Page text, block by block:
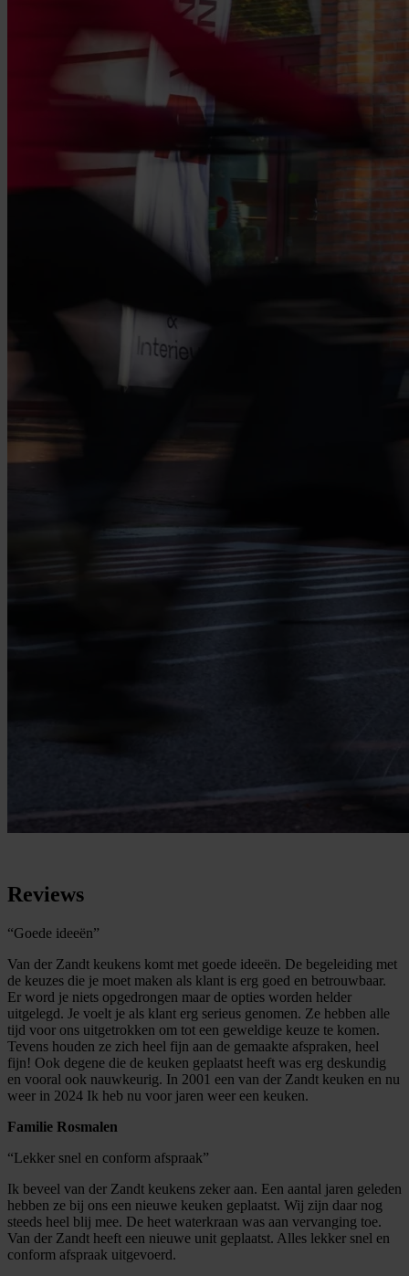
Reviews
“Goede ideeën”
Van der Zandt keukens komt met goede ideeën. De begeleiding met
de keuzes die je moet maken als klant is erg goed en betrouwbaar.
Er word je niets opgedrongen maar de opties worden helder
uitgelegd. Je voelt je als klant erg serieus genomen. Ze hebben alle
tijd voor ons uitgetrokken om tot een geweldige keuze te komen.
Tevens houden ze zich heel fijn aan de gemaakte afspraken, heel
fijn! Ook degene die de keuken geplaatst heeft was erg deskundig
en vooral ook nauwkeurig. In 2001 een van der Zandt keuken en nu
weer in 2024 Ik heb nu voor jaren weer een keuken.
Familie Rosmalen
“Lekker snel en conform afspraak”
Ik beveel van der Zandt keukens zeker aan. Een aantal jaren geleden
hebben ze bij ons een nieuwe keuken geplaatst. Wij zijn daar nog
steeds heel blij mee. De heet waterkraan was aan vervanging toe.
Van der Zandt heeft een nieuwe unit geplaatst. Alles lekker snel en
conform afspraak uitgevoerd.